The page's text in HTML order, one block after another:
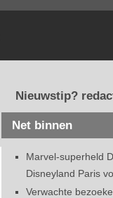
Nieuwstip?
Net binnen
Marvel-superheld
Disneyland Paris
Verwachte